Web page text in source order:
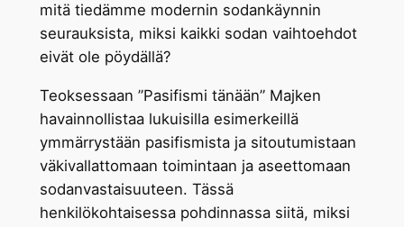
mitä tiedämme modernin sodankäynnin
seurauksista, miksi kaikki sodan vaihtoehdot
eivät ole pöydällä?
Teoksessaan ”Pasifismi tänään” Majken
havainnollistaa lukuisilla esimerkeillä
ymmärrystään pasifismista ja sitoutumistaan
väkivallattomaan toimintaan ja aseettomaan
sodanvastaisuuteen. Tässä
henkilökohtaisessa pohdinnassa siitä, miksi